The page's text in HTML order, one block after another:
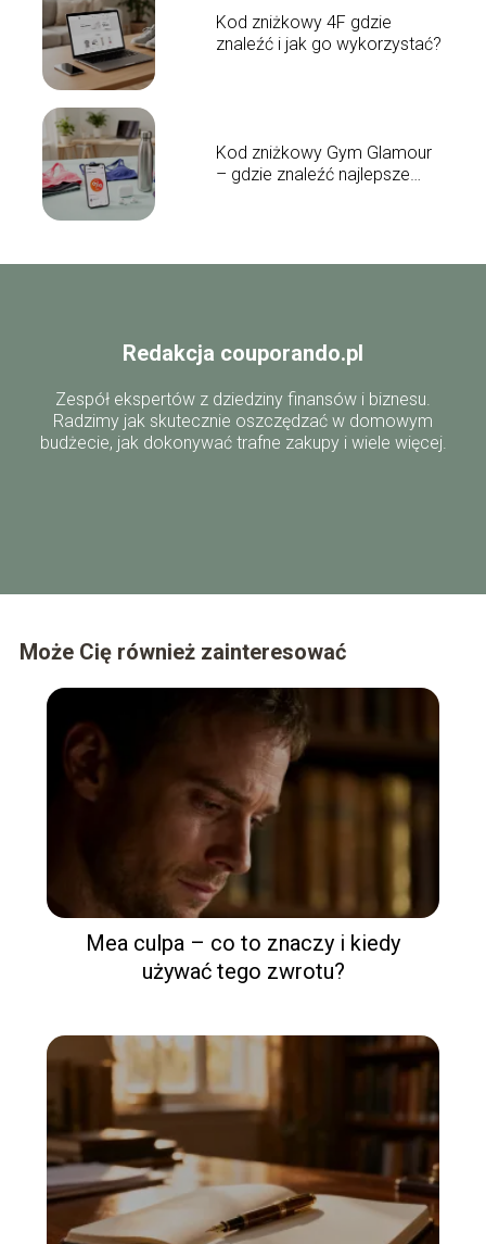
Kod zniżkowy 4F gdzie
znaleźć i jak go wykorzystać?
Kod zniżkowy Gym Glamour
– gdzie znaleźć najlepsze
Redakcja couporando.pl
Zespół ekspertów z dziedziny finansów i biznesu.
Radzimy jak skutecznie oszczędzać w domowym
budżecie, jak dokonywać trafne zakupy i wiele więcej.
Może Cię również zainteresować
Mea culpa – co to znaczy i kiedy
używać tego zwrotu?